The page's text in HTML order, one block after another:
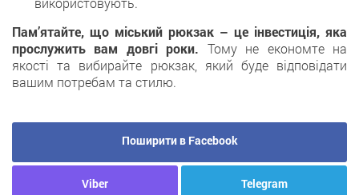
Пам’ятайте, що міський рюкзак – це інвестиція, яка
прослужить вам довгі роки. Тому не економте на
якості та вибирайте рюкзак, який буде відповідати
вашим потребам та стилю.
Поширити в Facebook
Viber Telegram